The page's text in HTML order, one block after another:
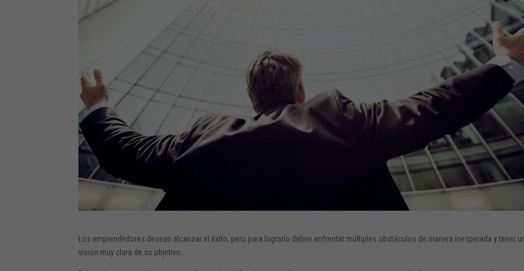
Los emprendedores desean alcanzar el éxito, pero para lograrlo deben enfrentar múltiples obstáculos de manera inesperada y tener
visión muy clara de su objetivo.